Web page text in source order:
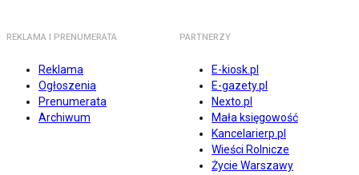
REKLAMA I PRENUMERATA
Reklama
Ogłoszenia
Prenumerata
Archiwum
PARTNERZY
E-kiosk.pl
E-gazety.pl
Nexto.pl
Mała księgowość
Kancelarierp.pl
Wieści Rolnicze
Życie Warszawy